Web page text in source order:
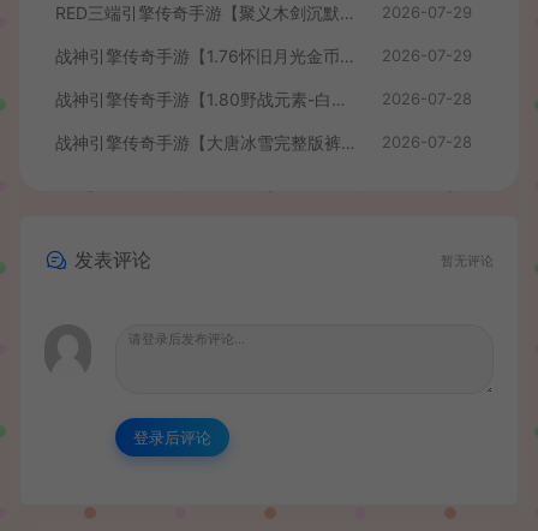
RED三端引擎传奇手游【聚义木剑沉默高仿嘟嘟沉默】最新整理Win系服务端+安卓苹果PC三端+详细搭建教程 2026-07-29
战神引擎传奇手游【1.76怀旧月光金币版】最新整理Win系复古服务端+安卓苹果双端+GM授权物品后台+详细搭建教程 2026-07-29
战神引擎传奇手游【1.80野战元素-白猪7.2免授权】最新整理Win系特色服务端+安卓+GM授权物品后台+详细搭建教程 2026-07-28
战神引擎传奇手游【大唐冰雪完整版裤衩7.0免授权】最新整理Win系特色服务端+GM授权后台+安卓苹果双端+详细搭建教程 2026-07-28
发表评论 暂无评论
登录后评论